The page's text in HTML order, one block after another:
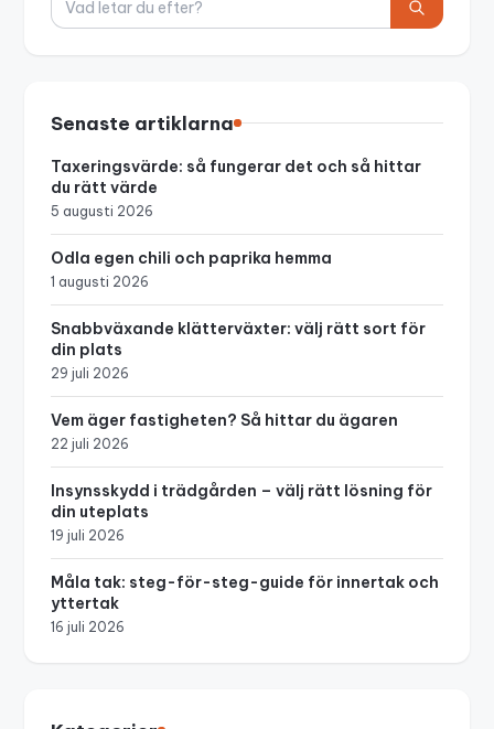
Sök
Senaste artiklarna
Taxeringsvärde: så fungerar det och så hittar
du rätt värde
5 augusti 2026
Odla egen chili och paprika hemma
1 augusti 2026
Snabbväxande klätterväxter: välj rätt sort för
din plats
29 juli 2026
Vem äger fastigheten? Så hittar du ägaren
22 juli 2026
Insynsskydd i trädgården – välj rätt lösning för
din uteplats
19 juli 2026
Måla tak: steg-för-steg-guide för innertak och
yttertak
16 juli 2026